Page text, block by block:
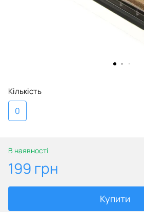
Кількість
0
В наявності
199 грн
Купити